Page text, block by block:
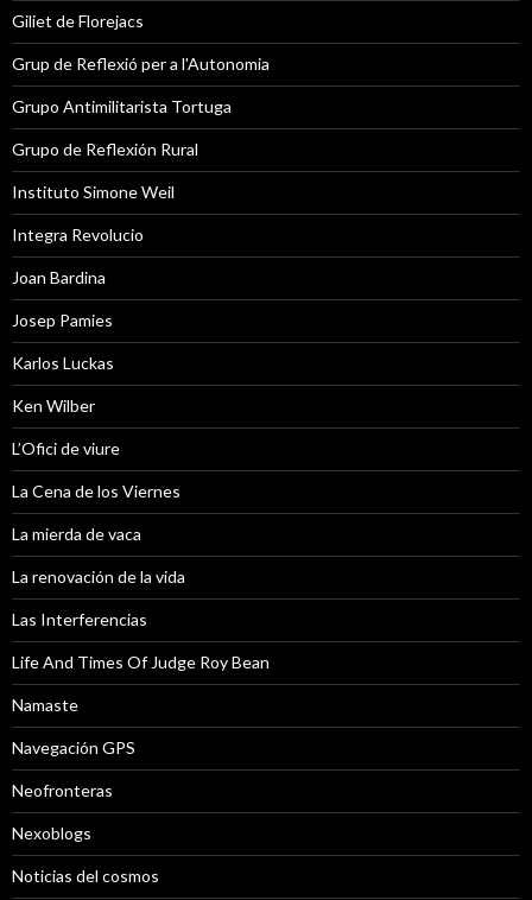
Giliet de Florejacs
Grup de Reflexió per a l'Autonomia
Grupo Antimilitarista Tortuga
Grupo de Reflexión Rural
Instituto Simone Weil
Integra Revolucio
Joan Bardina
Josep Pamies
Karlos Luckas
Ken Wilber
L’Ofici de viure
La Cena de los Viernes
La mierda de vaca
La renovación de la vida
Las Interferencias
Life And Times Of Judge Roy Bean
Namaste
Navegación GPS
Neofronteras
Nexoblogs
Noticias del cosmos